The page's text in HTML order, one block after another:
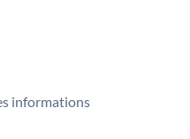
informations